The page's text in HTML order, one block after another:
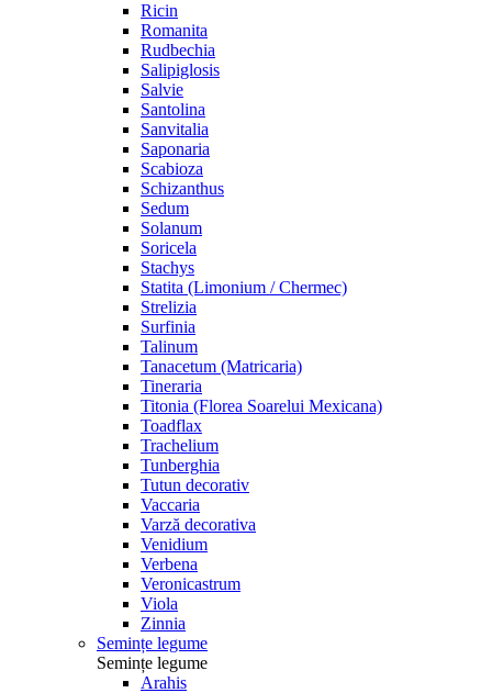
Ricin
Romanita
Rudbechia
Salipiglosis
Salvie
Santolina
Sanvitalia
Saponaria
Scabioza
Schizanthus
Sedum
Solanum
Soricela
Stachys
Statita (Limonium / Chermec)
Strelizia
Surfinia
Talinum
Tanacetum (Matricaria)
Tineraria
Titonia (Florea Soarelui Mexicana)
Toadflax
Trachelium
Tunberghia
Tutun decorativ
Vaccaria
Varză decorativa
Venidium
Verbena
Veronicastrum
Viola
Zinnia
Semințe legume
Semințe legume
Arahis